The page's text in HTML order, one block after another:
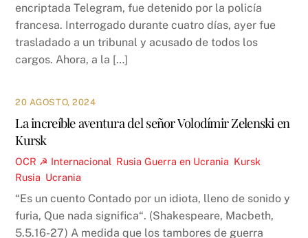
encriptada Telegram, fue detenido por la policía
francesa. Interrogado durante cuatro días, ayer fue
trasladado a un tribunal y acusado de todos los
cargos. Ahora, a la […]
20 AGOSTO, 2024
La increíble aventura del señor Volodímir Zelenski en
Kursk
OCR ☭ Internacional Rusia Guerra en Ucrania Kursk
Rusia Ucrania
“Es un cuento Contado por un idiota, lleno de sonido y
furia, Que nada significa“. (Shakespeare, Macbeth,
5.5.16-27) A medida que los tambores de guerra